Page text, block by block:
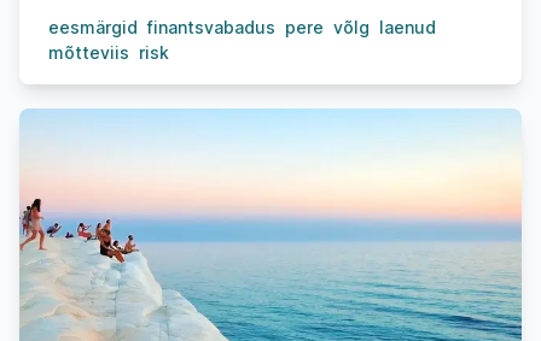
eesmärgid finantsvabadus pere võlg laenud
mõtteviis risk